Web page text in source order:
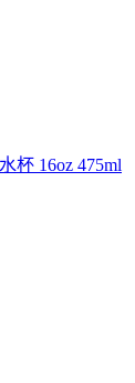
杯 16oz 475ml